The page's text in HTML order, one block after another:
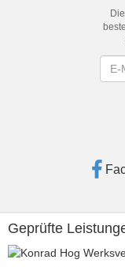
Geprüfte